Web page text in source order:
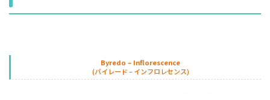
Byredo – Inflorescence
(バイレード – インフロレセンス)